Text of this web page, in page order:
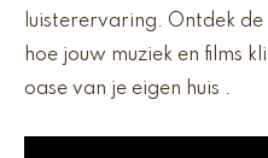
luisterervaring. Ontdek
hoe jouw muziek en films
oase van je eigen huis .